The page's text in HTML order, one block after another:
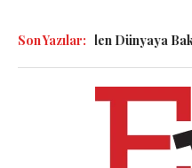
Son Yazılar:
Dibinden Dünyaya Bakmak!